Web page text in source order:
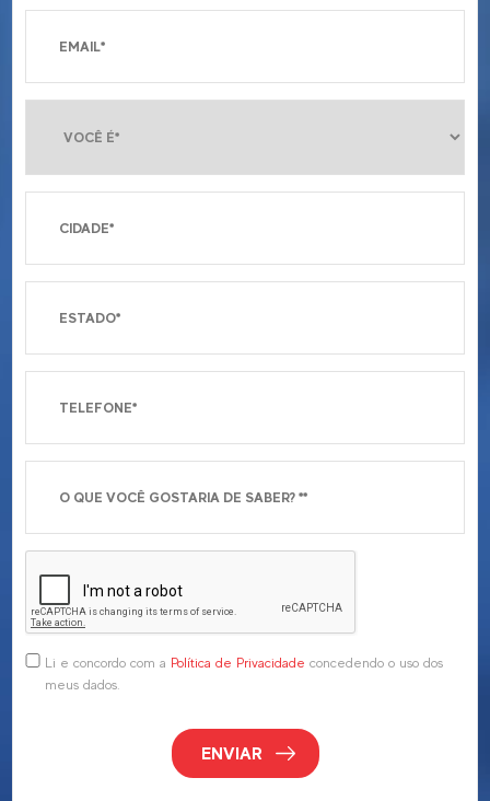
Li e concordo com a Política de Privacidade concedendo o uso dos
meus dados.
ENVIAR